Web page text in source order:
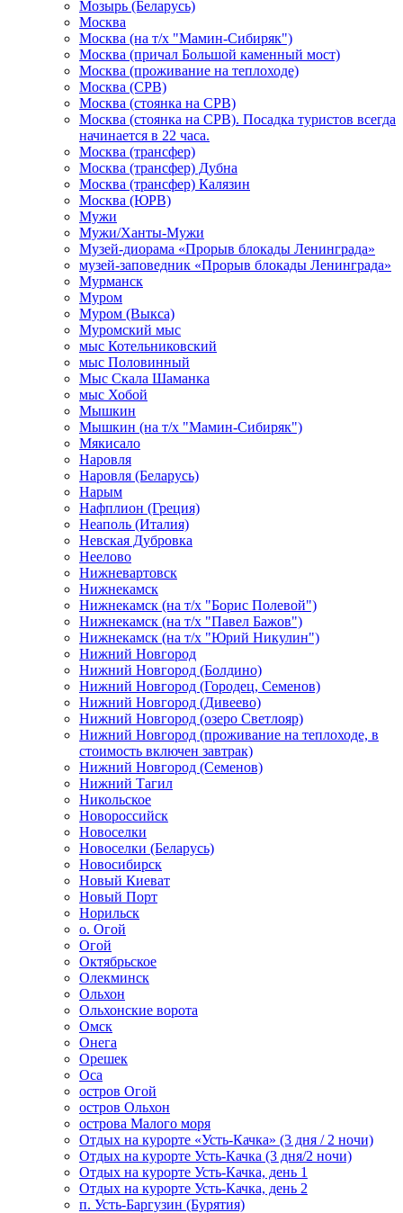
Мозырь (Беларусь)
Москва
Москва (на т/х "Мамин-Сибиряк")
Москва (причал Большой каменный мост)
Москва (проживание на теплоходе)
Москва (СРВ)
Москва (стоянка на СРВ)
Москва (стоянка на СРВ). Посадка туристов всегда
начинается в 22 часа.
Москва (трансфер)
Москва (трансфер) Дубна
Москва (трансфер) Калязин
Москва (ЮРВ)
Мужи
Мужи/Ханты-Мужи
Музей-диорама «Прорыв блокады Ленинграда»
музей-заповедник «Прорыв блокады Ленинграда»
Мурманск
Муром
Муром (Выкса)
Муромский мыс
мыс Котельниковский
мыс Половинный
Мыс Скала Шаманка
мыс Хобой
Мышкин
Мышкин (на т/х "Мамин-Сибиряк")
Мякисало
Наровля
Наровля (Беларусь)
Нарым
Нафплион (Греция)
Неаполь (Италия)
Невская Дубровка
Неелово
Нижневартовск
Нижнекамск
Нижнекамск (на т/х "Борис Полевой")
Нижнекамск (на т/х "Павел Бажов")
Нижнекамск (на т/х "Юрий Никулин")
Нижний Новгород
Нижний Новгород (Болдино)
Нижний Новгород (Городец, Семенов)
Нижний Новгород (Дивеево)
Нижний Новгород (озеро Светлояр)
Нижний Новгород (проживание на теплоходе, в
стоимость включен завтрак)
Нижний Новгород (Семенов)
Нижний Тагил
Никольское
Новороссийск
Новоселки
Новоселки (Беларусь)
Новосибирск
Новый Киеват
Новый Порт
Норильск
о. Огой
Огой
Октябрьское
Олекминск
Ольхон
Ольхонские ворота
Омск
Онега
Орешек
Оса
остров Огой
остров Ольхон
острова Малого моря
Отдых на курорте «Усть-Качка» (3 дня / 2 ночи)
Отдых на курорте Усть-Качка (3 дня/2 ночи)
Отдых на курорте Усть-Качка, день 1
Отдых на курорте Усть-Качка, день 2
п. Усть-Баргузин (Бурятия)